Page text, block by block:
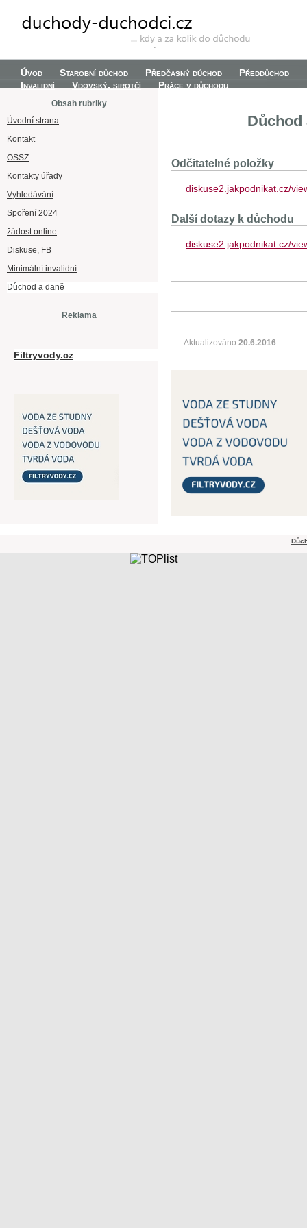
Úvod Starobní důchod Předčasný důchod
Předdůchod
Invalidní
Vdovský, sirotčí Práce v důchodu
Obsah rubriky
Úvodní strana
Kontakt
OSSZ
Kontakty úřady
Vyhledávání
Spoření 2024
žádost online
Diskuse, FB
Minimální invalidní
Důchod a daně
Reklama
Filtryvody.cz
Důchod
Odčitatelné položky
diskuse2.jakpodnikat.cz/
Další dotazy k důchodu
diskuse2.jakpodnikat.cz/
Aktualizováno 20.6.2016